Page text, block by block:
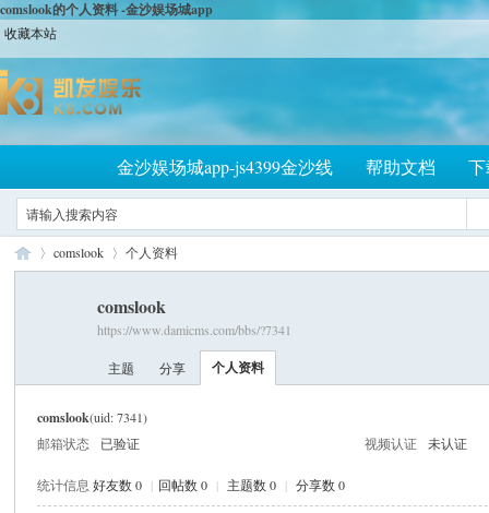
comslook的个人资料 -金沙娱场城app
收藏本站
金沙娱场城app-js4399金沙线 帮助文档
comslook 个人资料
comslook
https://www.damicms.com/bbs/?7341
主题 分享 个人资料
comslook(uid: 7341)
邮箱状态
已验证 视频认证 未认证
统计信息 好友数 0 | 回帖数 0 | 主题数 0 | 分享数 0